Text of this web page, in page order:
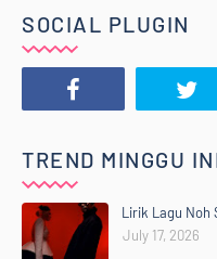
SOCIAL PLUGIN
TREND MINGGU
Lirik Lagu Noh
July 17, 2026